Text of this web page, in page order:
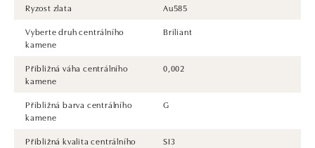
Ryzost zlata
Au585
Vyberte druh centrálního
kamene
Briliant
Přibližná váha centrálního
kamene
0,002
Přibližná barva centrálního
kamene
G
Přibližná kvalita centrálního
SI3